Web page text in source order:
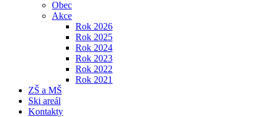
Obec
Akce
Rok 2026
Rok 2025
Rok 2024
Rok 2023
Rok 2022
Rok 2021
ZŠ a MŠ
Ski areál
Kontakty